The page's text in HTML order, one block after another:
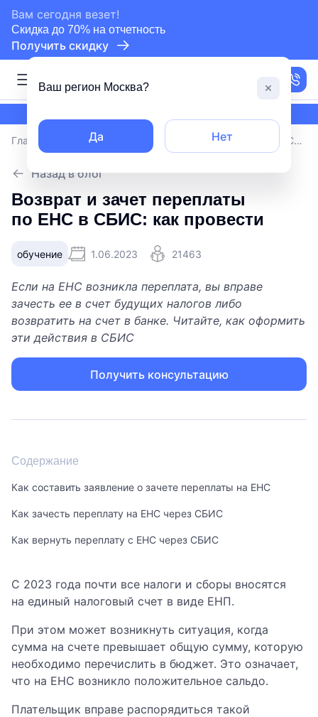
Вам сегодня везет!
Скидка до 70% на отчетность
Получить скидку
Москва
сертифицированный партнер СБИС
Главная Блог/ Возврат и зачет переплаты по ЕНС в СБИС: как провести
Назад в блог
Возврат и зачет переплаты
по ЕНС в СБИС: как провести
обучение 1.06.2023 21463
Если на ЕНС возникла переплата, вы вправе
зачесть ее в счет будущих налогов либо
возвратить на счет в банке. Читайте, как оформить
эти действия в СБИС
Получить консультацию
Содержание
Как составить заявление о зачете переплаты на ЕНС
Как зачесть переплату на ЕНС через СБИС
Как вернуть переплату с ЕНС через СБИС
С 2023 года почти все налоги и сборы вносятся
на единый налоговый счет в виде ЕНП.
При этом может возникнуть ситуация, когда
сумма на счете превышает общую сумму, которую
необходимо перечислить в бюджет. Это означает,
что на ЕНС возникло положительное сальдо.
Плательщик вправе распорядиться такой
Ваш регион Москва?
Да Нет